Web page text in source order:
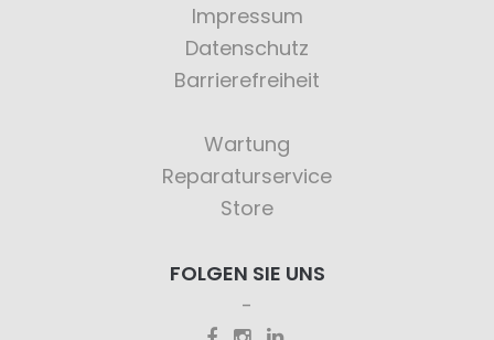
Impressum
Datenschutz
Barrierefreiheit
Wartung
Reparaturservice
Store
FOLGEN SIE UNS